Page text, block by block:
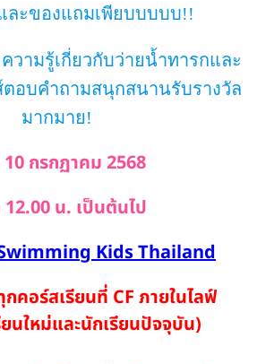
ละของแถมเพียบบบบบ!!
วามรู้เกี่ยวกับว่ายน้ำทารกและ
ตอบคำถามสนุกสนานรับรางวัล
มากมาย!
กรกฏาคม 2568
12.00 น. เป็นต้นไป
Kids Thailand
คอร์สเรียนที่ CF ภายในไลฟ์
นใหม่และนักเรียนปัจจุบัน)